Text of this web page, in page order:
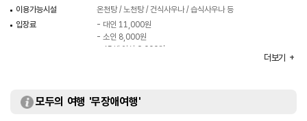
이용가능시설
온천탕 / 노천탕 / 건식사우나 / 습식사우나 등
입장료
- 대인 11,000원
- 소인 8,000원
- 65세 이상 9,000원
더보기
모두의 여행 '무장애여행'